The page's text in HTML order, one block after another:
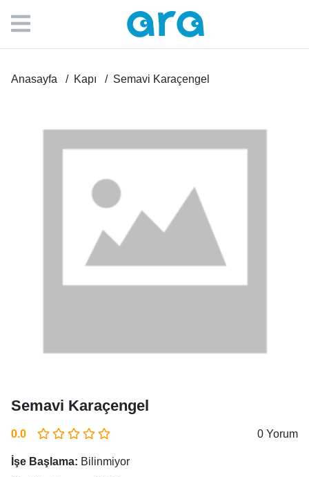
Anasayfa Kapı Semavi Karaçengel
Semavi Karaçengel
0.0 0 Yorum
İşe Başlama: Bilinmiyor